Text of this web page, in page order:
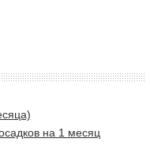
на 1 месяц